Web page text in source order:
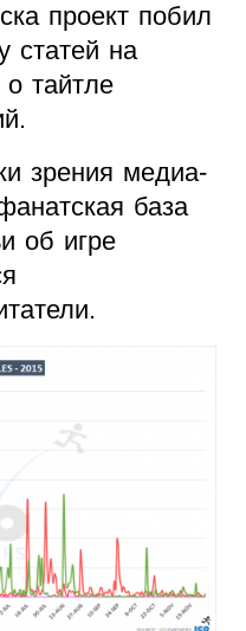
проект побил
статей на
о тайтле
зрения медиа-
база
об игре